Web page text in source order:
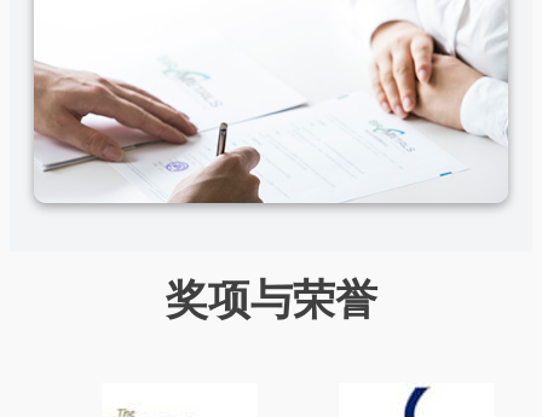
奖项与荣誉